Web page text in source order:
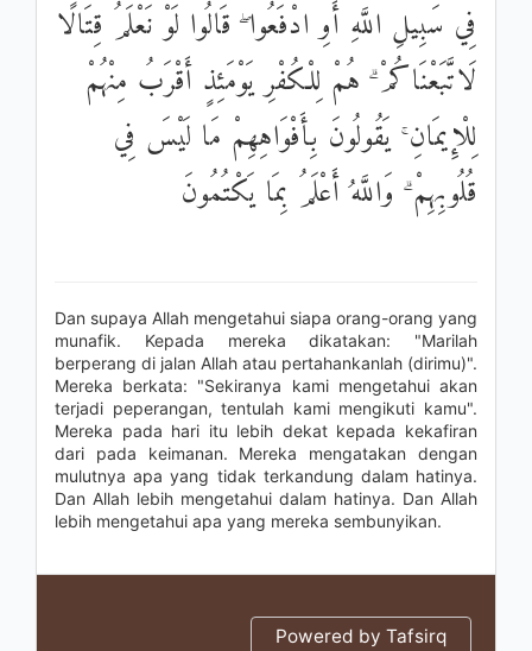
فِي سَبِيلِ اللَّهِ أَوِ ادْفَعُوا ۖ قَالُوا لَوْ نَعْلَمُ قِتَالًا
لَاتَّبَعْنَاكُمْ ۗ هُمْ لِلْكُفْرِ يَوْمَئِذٍ أَقْرَبُ مِنْهُمْ
لِلْإِيمَانِ ۚ يَقُولُونَ بِأَفْوَاهِهِمْ مَا لَيْسَ فِي
قُلُوبِهِمْ ۗ وَاللَّهُ أَعْلَمُ بِمَا يَكْتُمُونَ
Dan supaya Allah mengetahui siapa orang-orang yang
munafik. Kepada mereka dikatakan: "Marilah
berperang di jalan Allah atau pertahankanlah (dirimu)".
Mereka berkata: "Sekiranya kami mengetahui akan
terjadi peperangan, tentulah kami mengikuti kamu".
Mereka pada hari itu lebih dekat kepada kekafiran
dari pada keimanan. Mereka mengatakan dengan
mulutnya apa yang tidak terkandung dalam hatinya.
Dan Allah lebih mengetahui dalam hatinya. Dan Allah
lebih mengetahui apa yang mereka sembunyikan.
Powered by Tafsirq